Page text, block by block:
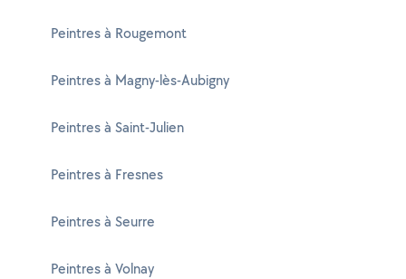
Peintres à Rougemont
Peintres à Magny-lès-Aubigny
Peintres à Saint-Julien
Peintres à Fresnes
Peintres à Seurre
Peintres à Volnay